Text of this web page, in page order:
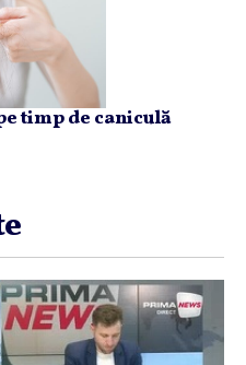
timp de caniculă